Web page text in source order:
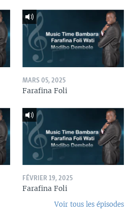
MARS 05, 2025
Farafina Foli
FÉVRIER 19, 2025
Farafina Foli
Voir tous les épisodes